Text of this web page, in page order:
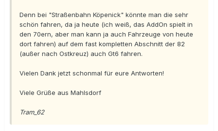
Denn bei "Straßenbahn Köpenick" könnte man die sehr
schön fahren, da ja heute (ich weiß, das AddOn spielt in
den 70ern, aber man kann ja auch Fahrzeuge von heute
dort fahren) auf dem fast kompletten Abschnitt der 82
(außer nach Ostkreuz) auch Gt6 fahren.
Vielen Dank jetzt schonmal für eure Antworten!
Viele Grüße aus Mahlsdorf
Tram_62